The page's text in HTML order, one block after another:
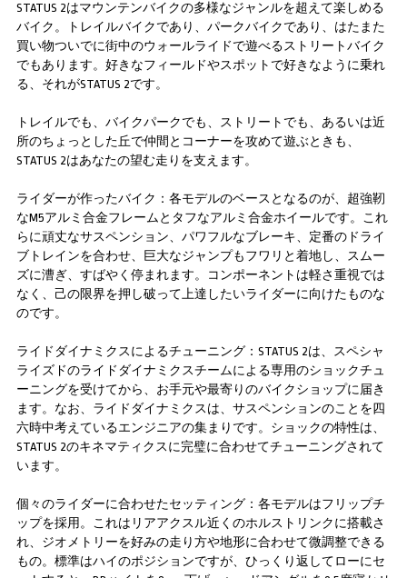
STATUS 2はマウンテンバイクの多様なジャンルを超えて楽しめる
バイク。トレイルバイクであり、パークバイクであり、はたまた
買い物ついでに街中のウォールライドで遊べるストリートバイク
でもあります。好きなフィールドやスポットで好きなように乗れ
る、それがSTATUS 2です。
トレイルでも、バイクパークでも、ストリートでも、あるいは近
所のちょっとした丘で仲間とコーナーを攻めて遊ぶときも、
STATUS 2はあなたの望む走りを支えます。
ライダーが作ったバイク：各モデルのベースとなるのが、超強靭
なM5アルミ合金フレームとタフなアルミ合金ホイールです。これ
らに頑丈なサスペンション、パワフルなブレーキ、定番のドライ
ブトレインを合わせ、巨大なジャンプもフワリと着地し、スムー
ズに漕ぎ、すばやく停まれます。コンポーネントは軽さ重視では
なく、己の限界を押し破って上達したいライダーに向けたものな
のです。
ライドダイナミクスによるチューニング：STATUS 2は、スペシャ
ライズドのライドダイナミクスチームによる専用のショックチュ
ーニングを受けてから、お手元や最寄りのバイクショップに届き
ます。なお、ライドダイナミクスは、サスペンションのことを四
六時中考えているエンジニアの集まりです。ショックの特性は、
STATUS 2のキネマティクスに完璧に合わせてチューニングされて
います。
個々のライダーに合わせたセッティング：各モデルはフリップチ
ップを採用。これはリアアクスル近くのホルストリンクに搭載さ
れ、ジオメトリーを好みの走り方や地形に合わせて微調整できる
もの。標準はハイのポジションですが、ひっくり返してローにセ